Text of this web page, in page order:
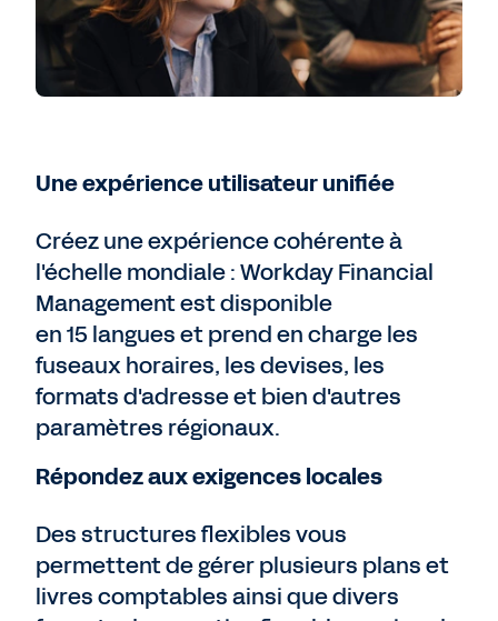
Une expérience utilisateur unifiée
Créez une expérience cohérente à
l'échelle mondiale : Workday Financial
Management est disponible
en 15 langues et prend en charge les
fuseaux horaires, les devises, les
formats d'adresse et bien d'autres
paramètres régionaux.
Répondez aux exigences locales
Des structures flexibles vous
permettent de gérer plusieurs plans et
livres comptables ainsi que divers